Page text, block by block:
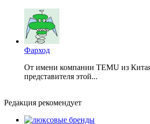
Фарход
От имени компании TEMU из Китая
представителя этой...
Редакция рекомендует